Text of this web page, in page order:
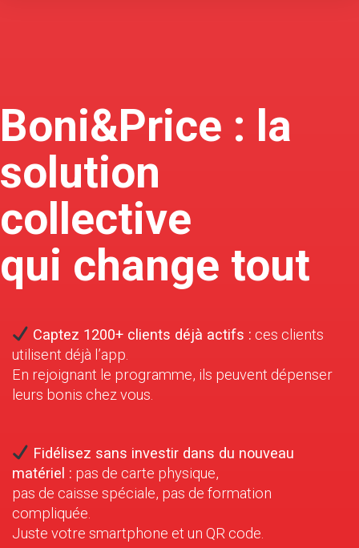
Boni&Price : la
solution
collective
qui change tout
Captez 1200+ clients déjà actifs : ces clients
utilisent déjà l’app.
En rejoignant le programme, ils peuvent dépenser
leurs bonis chez vous.
Fidélisez sans investir dans du nouveau
matériel : pas de carte physique,
pas de caisse spéciale, pas de formation
compliquée.
Juste votre smartphone et un QR code.